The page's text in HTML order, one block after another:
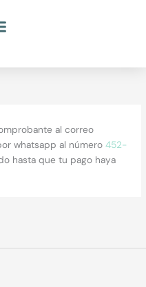
al correo
whatsapp al número452-
hasta que tu pago haya